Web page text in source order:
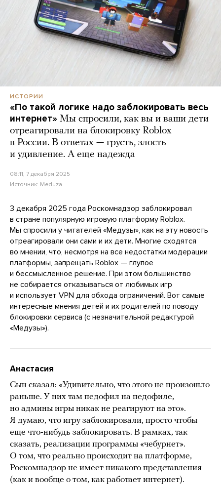
ИСТОРИИ
«По такой логике надо заблокировать весь
интернет» Мы спросили, как вы и ваши дети
отреагировали на блокировку Roblox
в России. В ответах — грусть, злость
и удивление. А еще надежда
08:11, 7 декабря 2025
Источник: Meduza
3 декабря 2025 года Роскомнадзор заблокировал
в стране популярную игровую платформу Roblox.
Мы спросили у читателей «Медузы», как на эту новость
отреагировали они сами и их дети. Многие сходятся
во мнении, что, несмотря на все недостатки модерации
платформы, запрещать Roblox — глупое
и бессмысленное решение. При этом большинство
не собирается отказываться от любимых игр
и использует VPN для обхода ограничений. Вот самые
интересные мнения детей и их родителей по поводу
блокировки сервиса (с незначительной редактурой
«Медузы»).
Анастасия
Сын сказал: «Удивительно, что этого не произошло
раньше. У них там педофил на педофиле,
но админы игры никак не реагируют на это».
Я думаю, что игру заблокировали, просто чтобы
еще что-нибудь заблокировать. В рамках, так
сказать, реализации программы «чебурнет».
О том, что реально происходит на платформе,
Роскомнадзор не имеет никакого представления
(как и вообще о том, как работает интернет).